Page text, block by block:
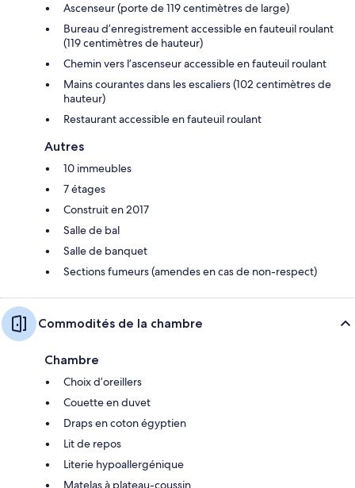
Ascenseur (porte de 119 centimètres de large)
Bureau d’enregistrement accessible en fauteuil roulant
(119 centimètres de hauteur)
Chemin vers l’ascenseur accessible en fauteuil roulant
Mains courantes dans les escaliers (102 centimètres de
hauteur)
Restaurant accessible en fauteuil roulant
Autres
10 immeubles
7 étages
Construit en 2017
Salle de bal
Salle de banquet
Sections fumeurs (amendes en cas de non-respect)
Commodités de la chambre
Chambre
Choix d’oreillers
Couette en duvet
Draps en coton égyptien
Lit de repos
Literie hypoallergénique
Matelas à plateau-coussin